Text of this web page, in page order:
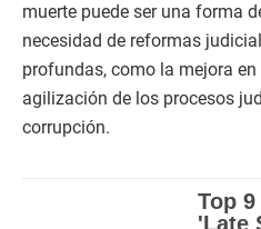
muerte puede ser una forma
necesidad de reformas
profundas, como la mejora
agilización de los procesos
corrupción.